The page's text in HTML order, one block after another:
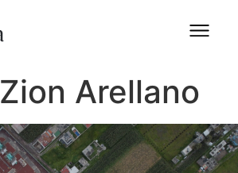
Zion Arellano